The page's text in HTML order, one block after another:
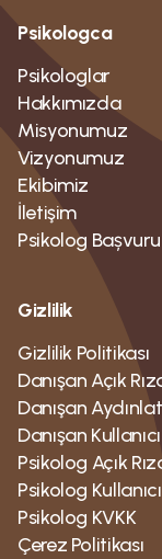
Psikologca
Psikologlar
Hakkımızda
Misyonumuz
Vizyonumuz
Ekibimiz
İletişim
Psikolog
Gizlilik
Gizlilik Politikası
Danışan Açık
Danışan
Danışan
Psikolog Açık
Psikolog
Psikolog KVKK
Çerez Politikası